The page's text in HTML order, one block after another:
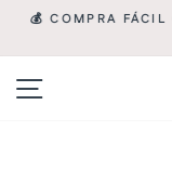
al
contenido
💰 COMPRA